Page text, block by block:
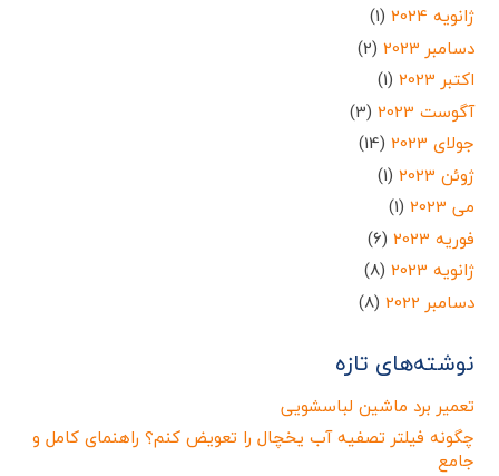
ژانویه 2024
(1)
دسامبر 2023
(2)
اکتبر 2023
(1)
آگوست 2023
(3)
جولای 2023
(14)
ژوئن 2023
(1)
می 2023
(1)
فوریه 2023
(6)
ژانویه 2023
(8)
دسامبر 2022
(8)
نوشته‌های تازه
تعمیر برد ماشین لباسشویی
چگونه فیلتر تصفیه آب یخچال را تعویض کنم؟ راهنمای کامل و
جامع